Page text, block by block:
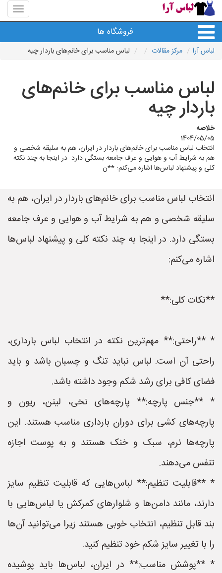
منوی
سایت
آرا
فروشگاه ها
لباس آرا مرکز مقالات لباس مناسب برای خانم‌های باردار چیه
لباس مناسب برای خانم‌های
باردار چیه
خلاصه
1404/05/05
انتخاب لباس مناسب برای خانم‌های باردار در ایران، هم به سلیقه شخصی و
هم به شرایط آب و هوایی و عرف جامعه بستگی دارد. در اینجا به چند نکته
کلی و پیشنهاد لباس‌ها اشاره می‌کنم: **ن
انتخاب لباس مناسب برای خانم‌های باردار در ایران، هم به
سلیقه شخصی و هم به شرایط آب و هوایی و عرف جامعه
بستگی دارد. در اینجا به چند نکته کلی و پیشنهاد لباس‌ها
اشاره می‌کنم:
**نکات کلی:**
* **راحتی:** مهم‌ترین نکته در انتخاب لباس بارداری،
راحتی آن است. لباس نباید تنگ و چسبان باشد و باید
فضای کافی برای رشد شکم وجود داشته باشد.
* **جنس پارچه:** پارچه‌های نخی، لینن، ریون و
پارچه‌های کشی برای دوران بارداری مناسب هستند. این
پارچه‌ها نرم، سبک و خنک هستند و به پوست اجازه
تنفس می‌دهند.
* **قابلیت تنظیم:** لباس‌هایی که قابلیت تنظیم سایز
دارند، مانند دامن‌ها و شلوارهای کمرکش یا لباس‌هایی با
بند قابل تنظیم، انتخاب خوبی هستند زیرا می‌توانید آن‌ها
را با تغییر سایز شکم خود تنظیم کنید.
* **پوشش مناسب:** در ایران، لباس‌ها باید پوشیده